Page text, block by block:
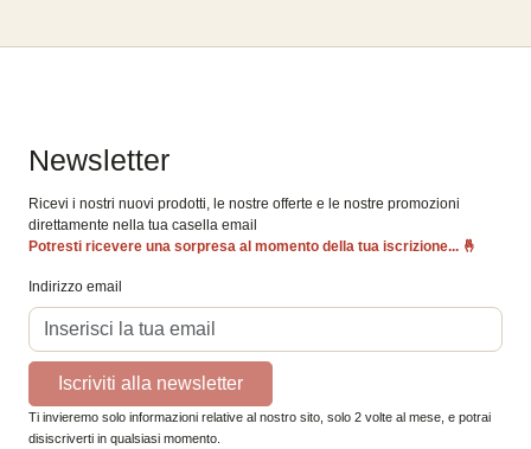
Newsletter
Ricevi i nostri nuovi prodotti, le nostre offerte e le nostre promozioni
direttamente nella tua casella email
Potresti ricevere una sorpresa al momento della tua iscrizione... 🤞
Indirizzo email
Iscriviti alla newsletter
Ti invieremo solo informazioni relative al nostro sito, solo 2 volte al mese, e potrai
disiscriverti in qualsiasi momento.